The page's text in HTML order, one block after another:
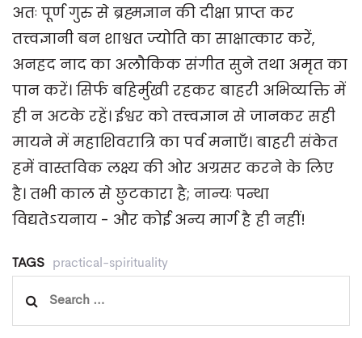
अतः पूर्ण गुरु से ब्रह्मज्ञान की दीक्षा प्राप्त कर
तत्त्वज्ञानी बन शाश्वत ज्योति का साक्षात्कार करें,
अनहद नाद का अलौकिक संगीत सुने तथा अमृत का
पान करें। सिर्फ बहिर्मुखी रहकर बाहरी अभिव्यक्ति में
ही न अटके रहें। ईश्वर को तत्त्वज्ञान से जानकर सही
मायने में महाशिवरात्रि का पर्व मनाएँ। बाहरी संकेत
हमें वास्तविक लक्ष्य की ओर अग्रसर करने के लिए
है। तभी काल से छुटकारा है; नान्यः पन्था
विद्यतेऽयनाय - और कोई अन्य मार्ग है ही नहीं!
TAGS
practical-spirituality